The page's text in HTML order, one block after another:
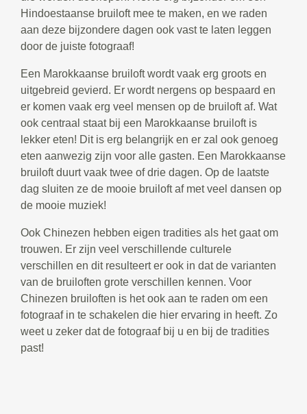
Hindoestaanse bruiloft mee te maken, en we raden
aan deze bijzondere dagen ook vast te laten leggen
door de juiste fotograaf!
Een Marokkaanse bruiloft wordt vaak erg groots en
uitgebreid gevierd. Er wordt nergens op bespaard en
er komen vaak erg veel mensen op de bruiloft af. Wat
ook centraal staat bij een Marokkaanse bruiloft is
lekker eten! Dit is erg belangrijk en er zal ook genoeg
eten aanwezig zijn voor alle gasten. Een Marokkaanse
bruiloft duurt vaak twee of drie dagen. Op de laatste
dag sluiten ze de mooie bruiloft af met veel dansen op
de mooie muziek!
Ook Chinezen hebben eigen tradities als het gaat om
trouwen. Er zijn veel verschillende culturele
verschillen en dit resulteert er ook in dat de varianten
van de bruiloften grote verschillen kennen. Voor
Chinezen bruiloften is het ook aan te raden om een
fotograaf in te schakelen die hier ervaring in heeft. Zo
weet u zeker dat de fotograaf bij u en bij de tradities
past!